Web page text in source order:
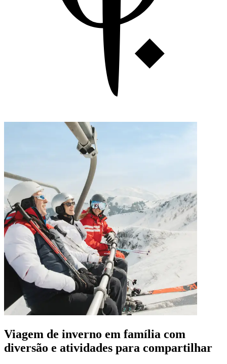
Viagem de inverno em família com
diversão e atividades para compartilhar